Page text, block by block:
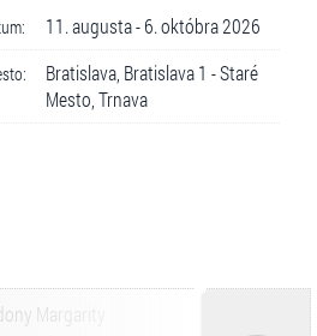
11. augusta - 6. októbra 2026
Bratislava, Bratislava 1 - Staré
Mesto, Trnava
Margarity